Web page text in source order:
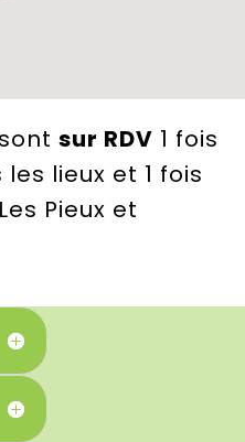
sur RDV 1 fois
lieux et 1 fois
Pieux et